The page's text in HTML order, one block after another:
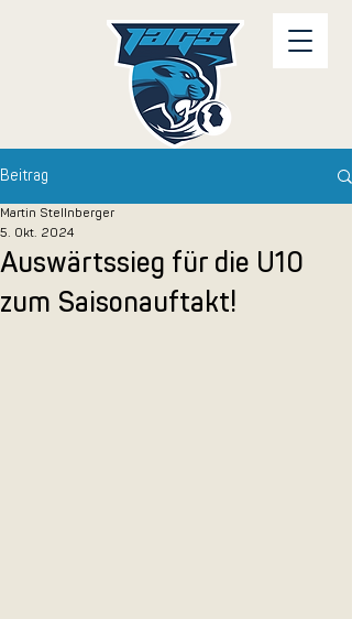
Beitrag
Auswärtssieg für die U10
zum Saisonauftakt!
Martin Stellnberger
5. Okt. 2024